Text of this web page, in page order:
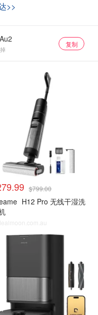
>>
复制
$799.00
H12 Pro 无线干湿洗